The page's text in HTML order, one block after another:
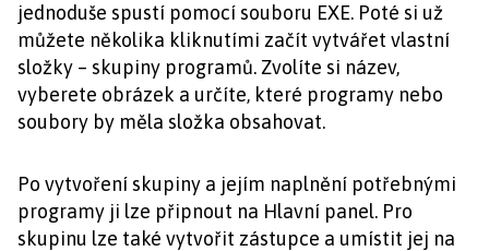
jednoduše spustí pomocí souboru EXE. Poté si už
můžete několika kliknutími začít vytvářet vlastní
složky – skupiny programů. Zvolíte si název,
vyberete obrázek a určíte, které programy nebo
soubory by měla složka obsahovat.
Po vytvoření skupiny a jejím naplnění potřebnými
programy ji lze připnout na Hlavní panel. Pro
skupinu lze také vytvořit zástupce a umístit jej na